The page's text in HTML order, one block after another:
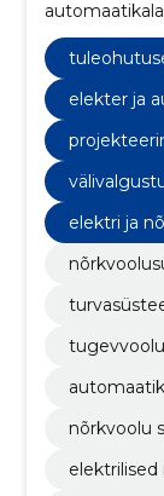
vajadustest
elekter ja
elektri ja
nõrkvoolu